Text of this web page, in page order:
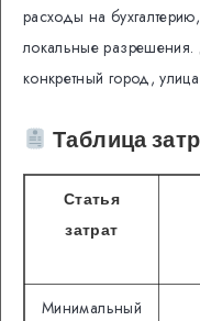
расходы на
локальные разрешения.
конкретный город,
Таблица
Статья
затрат
Минимальный